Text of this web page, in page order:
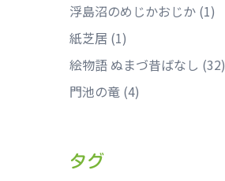
浮島沼のめじかおじか(1)
紙芝居(1)
絵物語 ぬまづ昔ばなし (32)
門池の竜(4)
タグ